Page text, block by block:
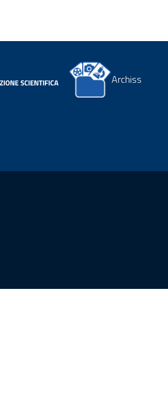
Archiss